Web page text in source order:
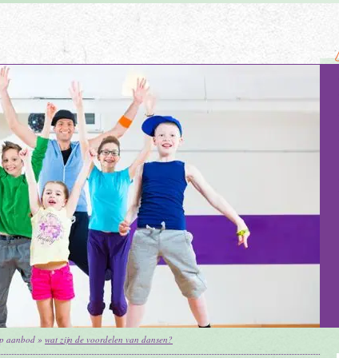
aanbod » wat zijn de voordelen van dansen?